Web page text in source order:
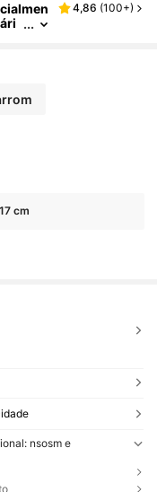
ideal
4,86 (100+)
17 cm
nsosm e